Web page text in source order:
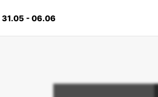
31.05 -06.06